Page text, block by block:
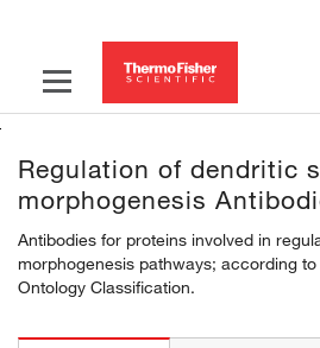
Regulation of dendritic
morphogenesis
Antibodies for proteins involved in
morphogenesis pathways; according
Ontology Classification.